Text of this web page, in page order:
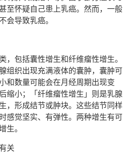
至怀疑自己患上乳癌。然而，一般
会导致乳癌。
，包括囊性增生和纤维瘤性增生。
组织出现充满液体的囊肿，囊肿可
和数量可能会在月经周期出现变
缩小；「纤维瘤性增生」则是乳腺
，形成结节或肿块。这些结节同样
感觉坚实、有弹性。两种增生有可
生。
关